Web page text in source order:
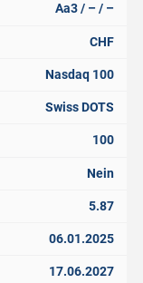
Aa3 / – / –
CHF
Nasdaq 100
Swiss DOTS
100
Nein
5.87
06.01.2025
17.06.2027